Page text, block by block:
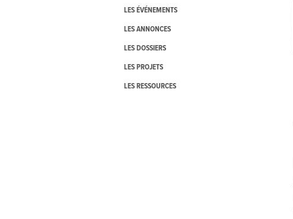
LES ÉVÉNEMENTS
LES ANNONCES
LES DOSSIERS
LES PROJETS
LES RESSOURCES